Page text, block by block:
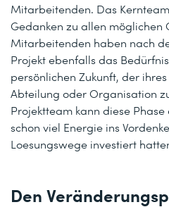
Mitarbeitenden. Das
Gedanken zu allen möglichen
Mitarbeitenden haben nach
Projekt ebenfalls das
persönlichen Zukunft, der
Abteilung oder Organisation
Projektteam kann diese
schon viel Energie ins
Loesungswege investiert
Den